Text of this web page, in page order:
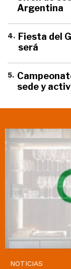
Argentina
4. Fiesta del
será
5.
sede y
NOTICIAS